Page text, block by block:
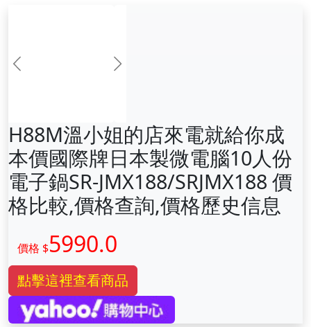
前一张 下一张
H88M溫小姐的店來電就給你成
本價國際牌日本製微電腦10人份
電子鍋SR-JMX188/SRJMX188 價
格比較,價格查詢,價格歷史信息
價格 $5990.0
點擊這裡查看商品